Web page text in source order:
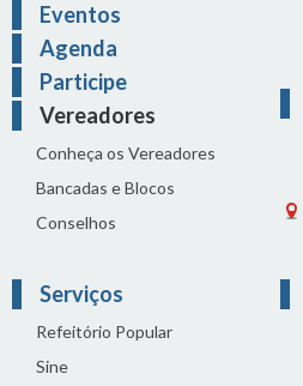
Eventos
Agenda
Participe
Vereadores
Conheça os Vereadores
Bancadas e Blocos
Conselhos
Serviços
Refeitório Popular
Sine